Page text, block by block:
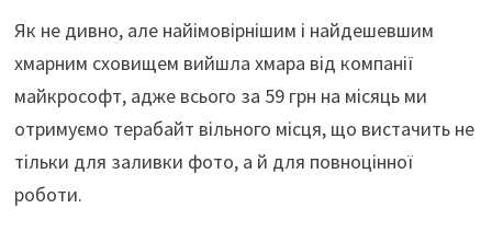
Як не дивно, але найімовірнішим і найдешевшим
хмарним сховищем вийшла хмара від компанії
майкрософт, адже всього за 59 грн на місяць ми
отримуємо терабайт вільного місця, що вистачить не
тільки для заливки фото, а й для повноцінної
роботи.